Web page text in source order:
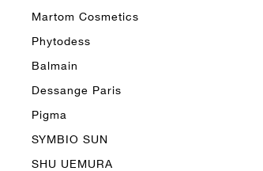
Martom Cosmetics
Phytodess
Balmain
Dessange Paris
Pigma
SYMBIO SUN
SHU UEMURA